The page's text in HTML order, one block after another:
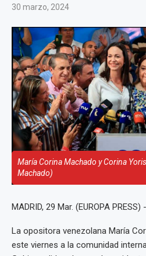
30 marzo, 2024
María Corina Machado y Corina
Machado)
MADRID, 29 Mar. (EUROPA PRESS) -
La opositora venezolana María
este viernes a la comunidad